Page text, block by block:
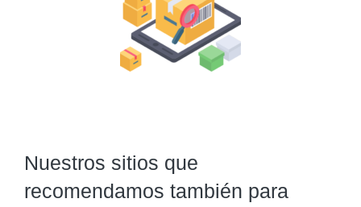
Nuestros sitios que
recomendamos también para